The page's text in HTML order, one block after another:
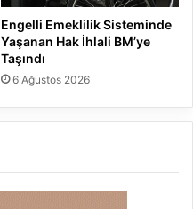
Engelli Emeklilik Sisteminde
Yaşanan Hak İhlali BM’ye
Taşındı
6 Ağustos 2026